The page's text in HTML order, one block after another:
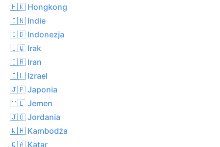
🇭🇰 Hongkong
🇮🇳 Indie
🇮🇩 Indonezja
🇮🇶 Irak
🇮🇷 Iran
🇮🇱 Izrael
🇯🇵 Japonia
🇾🇪 Jemen
🇯🇴 Jordania
🇰🇭 Kambodża
🇶🇦 Katar